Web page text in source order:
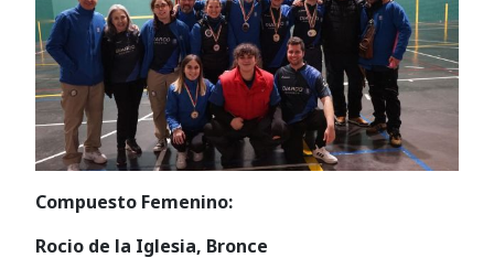
Compuesto Femenino:
Rocio de la Iglesia, Bronce